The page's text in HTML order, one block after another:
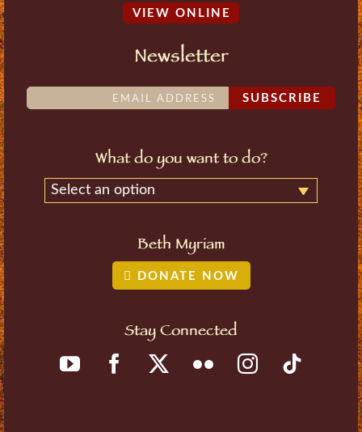
VIEW ONLINE
Newsletter
SUBSCRIBE
What do you want to do?
Select an option
Beth Myriam
DONATE NOW
Stay Connected